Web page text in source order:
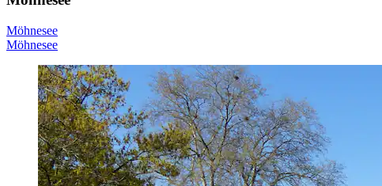
Möhnesee
Möhnesee